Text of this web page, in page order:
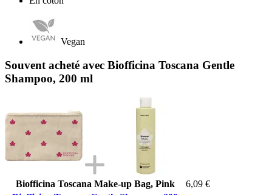
Vegan
Souvent acheté avec Biofficina Toscana Gentle
Shampoo, 200 ml
Biofficina Toscana Make-up Bag, Pink
6,09 €